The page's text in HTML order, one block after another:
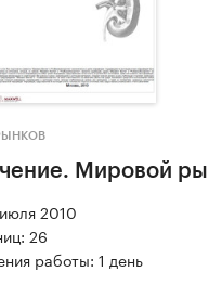
Мировой
2010
26
работы: 1 день